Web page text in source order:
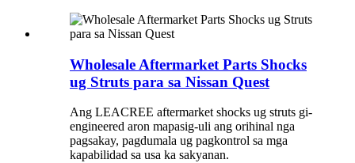
Wholesale Aftermarket Parts Shocks
ug Struts para sa Nissan Quest
Ang LEACREE aftermarket shocks ug struts gi-
engineered aron mapasig-uli ang orihinal nga
pagsakay, pagdumala ug pagkontrol sa mga
kapabilidad sa usa ka sakyanan.